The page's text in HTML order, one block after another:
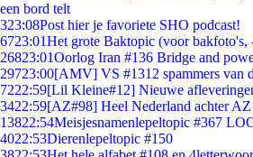
een bord telt
323:08Post hier je favoriete SHO podcast!
6723:01Het grote Baktopic (voor bakfoto's,
26823:01Oorlog Iran #136 Bridge and
29723:00[AMV] VS #1312 spammers van
7222:59[Lil Kleine#12] Nieuwe
3422:59[AZ#98] Heel Nederland achter AZ
13822:54Meisjesnamenlepeltopic #367
4022:53Dierenlepeltopic #150